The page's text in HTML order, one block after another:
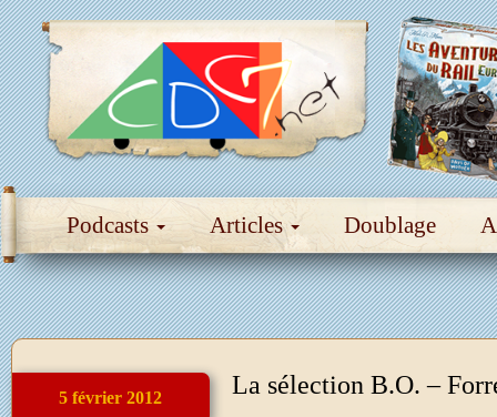
Podcasts Articles Doublage
5 février 2012 La sélection B.O. –